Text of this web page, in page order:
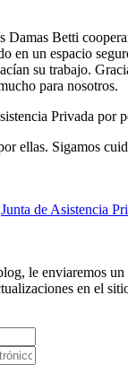
Damas Betti
en un espacio
su trabajo.
para nosotros.
Privada por
ellas. Sigamos
Junta de Asistencia
le enviaremos
en el